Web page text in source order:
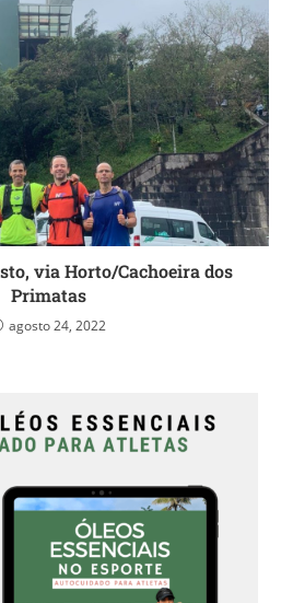
via Horto/Cachoeira dos
Primatas
agosto 24, 2022